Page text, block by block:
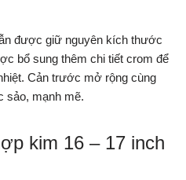
được giữ nguyên kích thước
bổ sung thêm chi tiết crom để
Cản trước mở rộng cùng
sảo, mạnh mẽ.
kim 16 – 17 inch